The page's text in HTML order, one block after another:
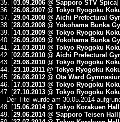
35. [03.09.2006 @ Sapporo STV Spica]
36. [26.08.2007 @ Tokyo Ryogoku
37. [29.04.2008 @ Aichi Prefectural
38. [28.09.2008 @ Yokohama Bunka
39. [14.03.2009 @ Tokyo Ryogoku
40. [26.09.2009 @ Yokohama Bunka
41. [21.03.2010 @ Tokyo Ryogoku
42. [02.05.2010 @ Aichi Prefectural
43. [29.08.2010 @ Tokyo Ryogoku
44. [23.10.2011 @ Tokyo Ryogoku
45. [26.08.2012 @ Ota Ward
46. [17.03.2013 @ Tokyo Ryogoku
47. [27.10.2013 @ Tokyo Ryogoku
-- Der Titel wurde am 30.05.2014
48. [15.06.2014 @ Tokyo Korakuen Hall ]
49. [29.06.2014 @ Sapporo Teisen Hall ]